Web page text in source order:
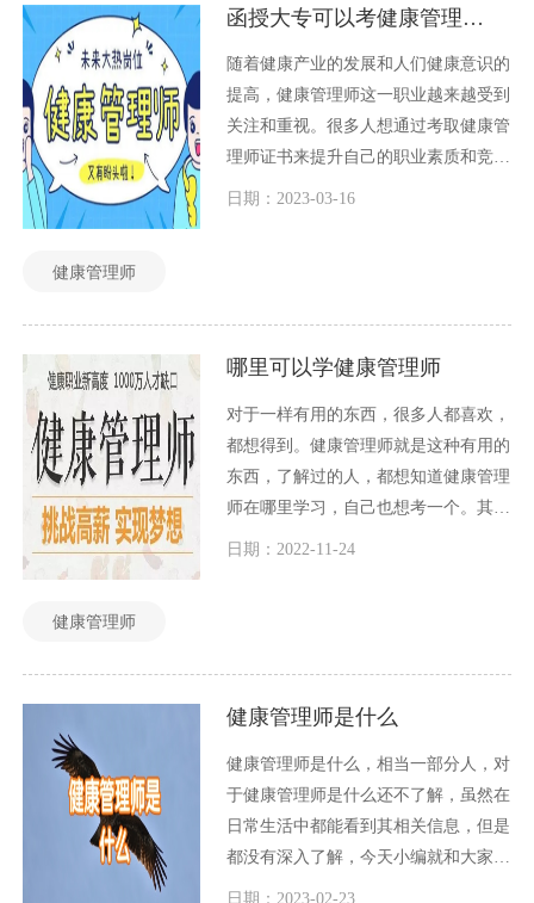
函授大专可以考健康管理师吗？
随着健康产业的发展和人们健康意识的
提高，健康管理师这一职业越来越受到
关注和重视。很多人想通过考取健康管
理师证书来提升自己的职业素质和竞争
力，而对于那些函授大专学历的人来
日期：2023-03-16
健康管理师
哪里可以学健康管理师
对于一样有用的东西，很多人都喜欢，
都想得到。健康管理师就是这种有用的
东西，了解过的人，都想知道健康管理
师在哪里学习，自己也想考一个。其实
每一种知识都有一个学习的地方，就像
日期：2022-11-24
健康管理师
健康管理师是什么
健康管理师是什么，相当一部分人，对
于健康管理师是什么还不了解，虽然在
日常生活中都能看到其相关信息，但是
都没有深入了解，今天小编就和大家一
起探讨一下这个问题。
日期：2023-02-23